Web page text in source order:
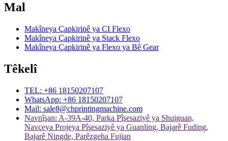
Mal
Makîneya Çapkirinê ya CI Flexo
Makîneya Çapkirinê ya Stack Flexo
Makîneya Çapkirinê ya Flexo ya Bê Gear
Têkelî
TEL: +86 18150207107
WhatsApp: +86 18150207107
Mail: sale8@chprintingmachine.com
Navnîşan: A-39A-40, Parka Pîşesaziyê ya Shuiguan,
Navçeya Projeya Pîşesaziyê ya Guanling, Bajarê Fuding,
Bajarê Ningde, Parêzgeha Fujian